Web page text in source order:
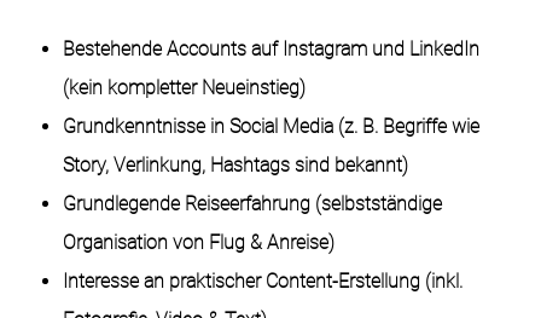
Bestehende Accounts auf Instagram und LinkedIn
(kein kompletter Neueinstieg)
Grundkenntnisse in Social Media (z. B. Begriffe wie
Story, Verlinkung, Hashtags sind bekannt)
Grundlegende Reiseerfahrung (selbstständige
Organisation von Flug & Anreise)
Interesse an praktischer Content-Erstellung (inkl.